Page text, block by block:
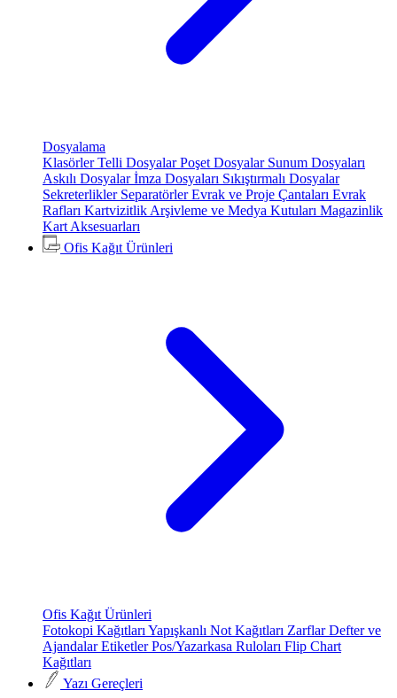
Dosyalama
KlasörlerTelli DosyalarPoşet Dosyalar Sunum Dosyaları
Askılı Dosyalarİmza Dosyaları Sıkıştırmalı Dosyalar
Sekreterlikler SeparatörlerEvrak ve Proje Çantaları Evrak
Rafları Kartvizitlik Arşivleme ve Medya Kutuları Magazinlik
Kart Aksesuarları
Ofis Kağıt Ürünleri
Ofis Kağıt Ürünleri
Fotokopi Kağıtları Yapışkanlı Not Kağıtları ZarflarDefter ve
AjandalarEtiketlerPos/Yazarkasa Ruloları Flip Chart
Kağıtları
Yazı Gereçleri